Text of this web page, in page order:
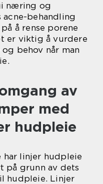
næring og
behandling
å rense porene
er viktig å vurdere
behov når man
av
med
hudpleie
har linjer hudpleie
grunn av dets
hudpleie. Linjer